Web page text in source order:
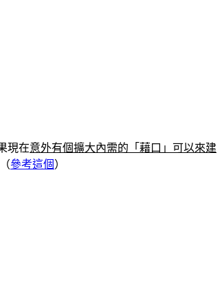
現在意外有個擴大內需的「藉口」可以來建
參考這個）